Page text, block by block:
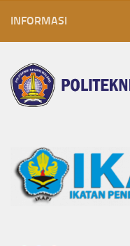
INFORMASI